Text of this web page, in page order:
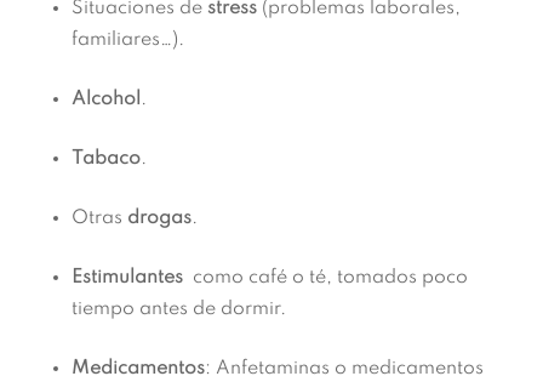
Situaciones de stress(problemas laborales,
familiares…).
Alcohol .
Tabaco.
Otras drogas.
Estimulantescomo café o té, tomados poco
tiempo antes de dormir.
Medicamentos: Anfetaminas o medicamentos